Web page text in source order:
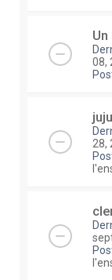
08,
28,